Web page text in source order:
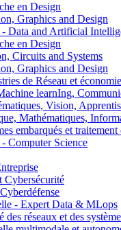
en Design
Graphics and Design
and Artificial
en Design
Circuits and Systems
Graphics and Design
de Réseau et
learnIng,
Vision,
Mathématiques,
embarqués et
Computer Science
Cybersécurité
- Expert Data & MLops
réseaux et des